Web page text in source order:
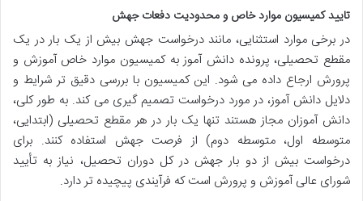
تایید کمیسیون موارد خاص و محدودیت دفعات جهش
در برخی موارد استثنایی، مانند درخواست جهش بیش از یک بار در یک
مقطع تحصیلی، پرونده دانش آموز به کمیسیون موارد خاص آموزش و
پرورش ارجاع داده می شود. این کمیسیون با بررسی دقیق تر شرایط و
دلایل دانش آموز، در مورد درخواست تصمیم گیری می کند. به طور کلی،
دانش آموزان مجاز هستند تنها یک بار در هر مقطع تحصیلی (ابتدایی،
متوسطه اول، متوسطه دوم) از فرصت جهش استفاده کنند. برای
درخواست بیش از دو بار جهش در کل دوران تحصیل، نیاز به تأیید
شورای عالی آموزش و پرورش است که فرآیندی پیچیده تر دارد.